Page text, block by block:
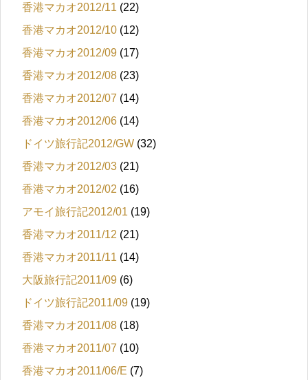
香港マカオ2012/11 (22)
香港マカオ2012/10 (12)
香港マカオ2012/09 (17)
香港マカオ2012/08 (23)
香港マカオ2012/07 (14)
香港マカオ2012/06 (14)
ドイツ旅行記2012/GW (32)
香港マカオ2012/03 (21)
香港マカオ2012/02 (16)
アモイ旅行記2012/01 (19)
香港マカオ2011/12 (21)
香港マカオ2011/11 (14)
大阪旅行記2011/09 (6)
ドイツ旅行記2011/09 (19)
香港マカオ2011/08 (18)
香港マカオ2011/07 (10)
香港マカオ2011/06/E (7)